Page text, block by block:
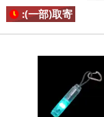
:(一部)取寄